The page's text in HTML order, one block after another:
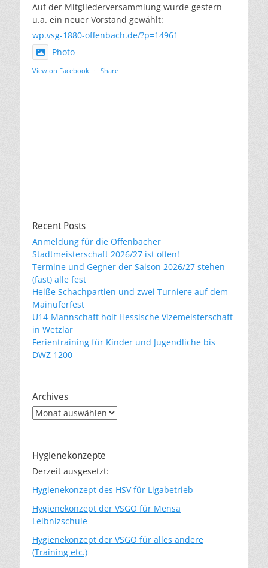
Auf der Mitgliederversammlung wurde gestern
u.a. ein neuer Vorstand gewählt:
wp.vsg-1880-offenbach.de/?p=14961
Photo
View on Facebook · Share
Recent Posts
Anmeldung für die Offenbacher
Stadtmeisterschaft 2026/27 ist offen!
Termine und Gegner der Saison 2026/27 stehen
(fast) alle fest
Heiße Schachpartien und zwei Turniere auf dem
Mainuferfest
U14-Mannschaft holt Hessische Vizemeisterschaft
in Wetzlar
Ferientraining für Kinder und Jugendliche bis
DWZ 1200
Archives
Archives
Hygienekonzepte
Derzeit ausgesetzt:
Hygienekonzept des HSV für Ligabetrieb
Hygienekonzept der VSGO für Mensa
Leibnizschule
Hygienekonzept der VSGO für alles andere
(Training etc.)